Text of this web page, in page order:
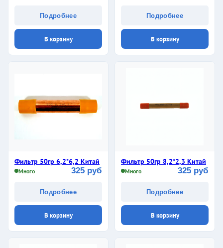
Подробнее
В корзину
Подробнее
В корзину
Фильтр 50гр 6,2*6,2 Китай
Много 325 руб
Подробнее
В корзину
Фильтр 50гр 8,2*2,3 Китай
Много 325 руб
Подробнее
В корзину